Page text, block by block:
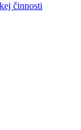
činnosti